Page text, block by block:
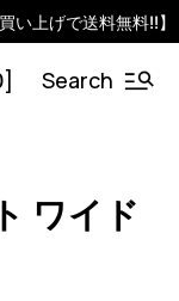
上げで送料無料!!】
] Search
ワイド